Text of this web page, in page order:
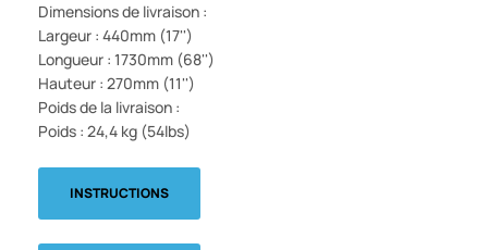
Dimensions de livraison :
Largeur : 440mm (17'')
Longueur : 1730mm (68'')
Hauteur : 270mm (11'')
Poids de la livraison :
Poids : 24,4 kg (54lbs)
INSTRUCTIONS